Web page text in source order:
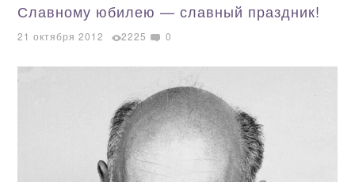
Славному юбилею — славный праздник!
21 октября 2012 2225 0